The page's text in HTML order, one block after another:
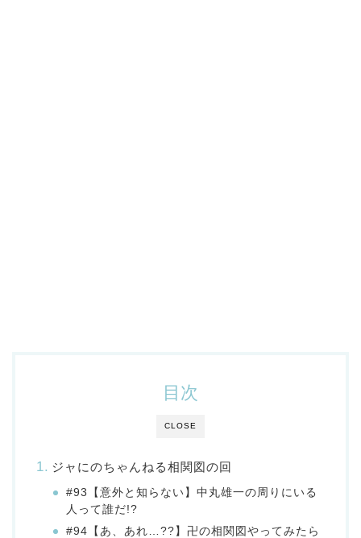
CLOSE
目次
ジャにのちゃんねる相関図の回
#93【意外と知らない】中丸雄一の周りにいる
人って誰だ!?
#94【あ、あれ…??】卍の相関図やってみたら